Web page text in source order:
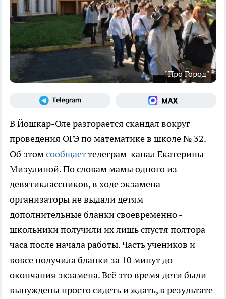
"Про Город"
В Йошкар-Оле разгорается скандал вокруг
проведения ОГЭ по математике в школе № 32.
Об этомсообщаеттелеграм-канал Екатерины
Мизулиной. По словам мамы одного из
девятиклассников, в ходе экзамена
организаторы не выдали детям
дополнительные бланки своевременно -
школьники получили их лишь спустя полтора
часа после начала работы. Часть учеников и
вовсе получила бланки за 10 минут до
окончания экзамена. Всё это время дети были
вынуждены просто сидеть и ждать, в результате